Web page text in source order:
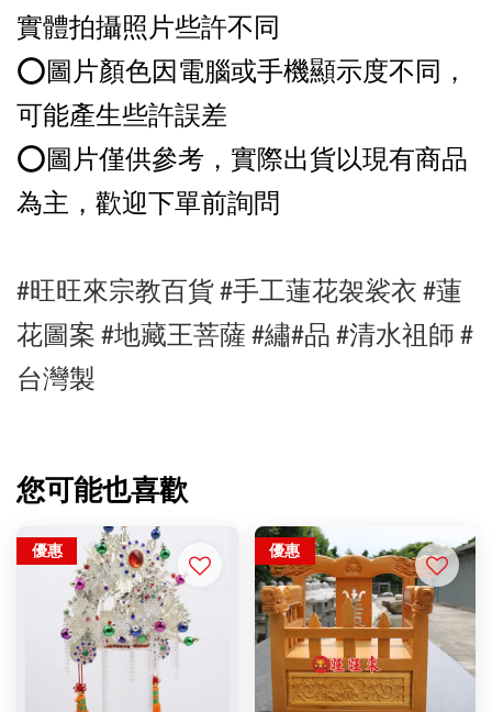
實體拍攝照片些許不同
⭕️圖片顏色因電腦或手機顯示度不同，
可能產生些許誤差
⭕️圖片僅供參考，實際出貨以現有商品
為主，歡迎下單前詢問
#旺旺來宗教百貨 #手工蓮花袈裟衣 #蓮
花圖案 #地藏王菩薩 #繡#品 #清水祖師 #
台灣製
您可能也喜歡
優惠 優惠